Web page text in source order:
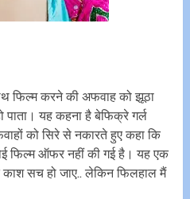
फिल्म करने की अफवाह को झूठा
पाता। यह कहना है बेफिक्रे गर्ल
को सिरे से नकारते हुए कहा कि
फिल्म ऑफर नहीं की गई है। यह एक
काश सच हो जाए.. लेकिन फिलहाल मैं